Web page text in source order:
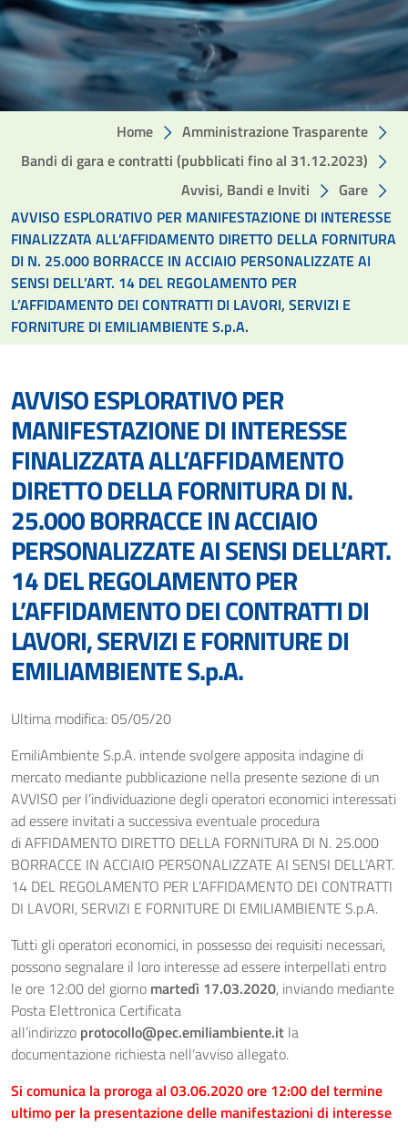
Home
Amministrazione Trasparente
Bandi di gara e contratti (pubblicati fino al 31.12.2023)
Avvisi, Bandi e Inviti
Gare
AVVISO ESPLORATIVO PER MANIFESTAZIONE DI INTERESSE
FINALIZZATA ALL’AFFIDAMENTO DIRETTO DELLA FORNITURA
DI N. 25.000 BORRACCE IN ACCIAIO PERSONALIZZATE AI
SENSI DELL’ART. 14 DEL REGOLAMENTO PER
L’AFFIDAMENTO DEI CONTRATTI DI LAVORI, SERVIZI E
FORNITURE DI EMILIAMBIENTE S.p.A.
AVVISO ESPLORATIVO PER
MANIFESTAZIONE DI INTERESSE
FINALIZZATA ALL’AFFIDAMENTO
DIRETTO DELLA FORNITURA DI N.
25.000 BORRACCE IN ACCIAIO
PERSONALIZZATE AI SENSI DELL’ART.
14 DEL REGOLAMENTO PER
L’AFFIDAMENTO DEI CONTRATTI DI
LAVORI, SERVIZI E FORNITURE DI
EMILIAMBIENTE S.p.A.
Ultima modifica: 05/05/20
EmiliAmbiente S.p.A. intende svolgere apposita indagine di
mercato mediante pubblicazione nella presente sezione di un
AVVISO per l’individuazione degli operatori economici interessati
ad essere invitati a successiva eventuale procedura
di AFFIDAMENTO DIRETTO DELLA FORNITURA DI N. 25.000
BORRACCE IN ACCIAIO PERSONALIZZATE AI SENSI DELL’ART.
14 DEL REGOLAMENTO PER L’AFFIDAMENTO DEI CONTRATTI
DI LAVORI, SERVIZI E FORNITURE DI EMILIAMBIENTE S.p.A.
Tutti gli operatori economici, in possesso dei requisiti necessari,
possono segnalare il loro interesse ad essere interpellati entro
le ore 12:00 del giorno martedì 17.03.2020, inviando mediante
Posta Elettronica Certificata
all’indirizzo protocollo@pec.emiliambiente.it la
documentazione richiesta nell’avviso allegato.
Si comunica la proroga al 03.06.2020 ore 12:00 del termine
ultimo per la presentazione delle manifestazioni di interesse